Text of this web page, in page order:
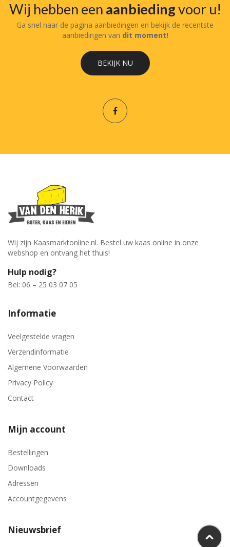
Wij hebben een aanbiedingvoor u!
Ga snel naar de pagina aanbiedingen en bekijk de recentste
aanbiedingen van dit moment!
BEKIJK NU
Wij zijn Kaasmarktonline.nl. Bestel uw kaas online in onze
webshop en ontvang het thuis!
Hulp nodig?
Bel: 06 – 25 03 07 05
Informatie
Veelgestelde vragen
Verzendinformatie
Algemene Voorwaarden
Privacy Policy
Contact
Mijn account
Bestellingen
Downloads
Adressen
Accountgegevens
Nieuwsbrief